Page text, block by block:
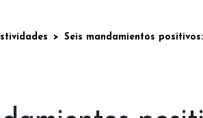
Seis mandamientos positivos: